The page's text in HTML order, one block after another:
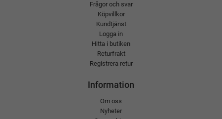
Frågor och svar
Köpvillkor
Kundtjänst
Logga in
Hitta i butiken
Returfrakt
Registrera retur
Information
Om oss
Nyheter